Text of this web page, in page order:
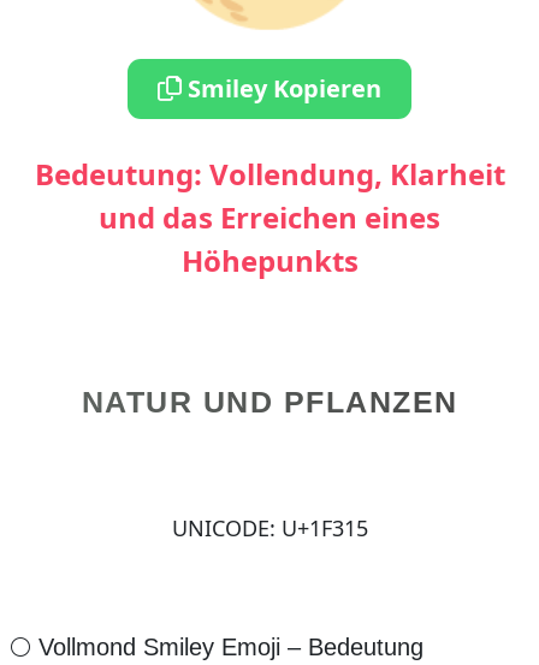
Smiley Kopieren
Bedeutung: Vollendung, Klarheit
und das Erreichen eines
Höhepunkts
NATUR UND PFLANZEN
UNICODE: U+1F315
🌕 Vollmond Smiley Emoji – Bedeutung